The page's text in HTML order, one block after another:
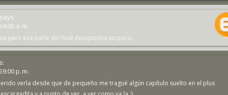
says:
a. m.
pero esa parte del final decepciona un poco.
p. m.
verla desde que de pequeño me tragué algún capítulo suelto en el plus